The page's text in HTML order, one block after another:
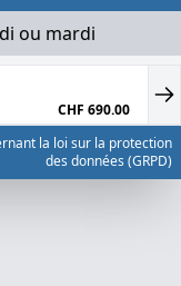
ou mardi
CHF 690.00
la loi sur la protection
des données (GRPD)